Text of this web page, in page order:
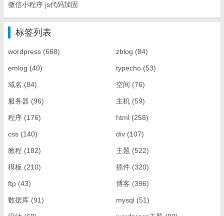
微信小程序 js代码加固
标签列表
wordpress (668) zblog (84)
emlog (40) typecho (53)
域名 (84) 空间 (76)
服务器 (96) 主机 (59)
程序 (176) html (258)
css (140) div (107)
教程 (182) 主题 (522)
模板 (210) 插件 (320)
ftp (43) 博客 (396)
数据库 (91) mysql (51)